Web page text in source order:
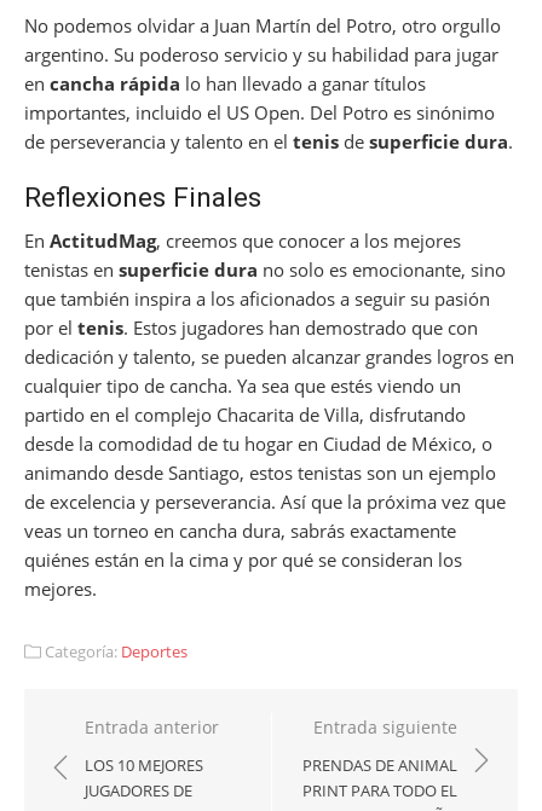
No podemos olvidar a Juan Martín del Potro, otro orgullo
argentino. Su poderoso servicio y su habilidad para jugar
en cancha rápida lo han llevado a ganar títulos
importantes, incluido el US Open. Del Potro es sinónimo
de perseverancia y talento en el tenis de superficie dura.
Reflexiones Finales
En ActitudMag, creemos que conocer a los mejores
tenistas en superficie dura no solo es emocionante, sino
que también inspira a los aficionados a seguir su pasión
por el tenis. Estos jugadores han demostrado que con
dedicación y talento, se pueden alcanzar grandes logros en
cualquier tipo de cancha. Ya sea que estés viendo un
partido en el complejo Chacarita de Villa, disfrutando
desde la comodidad de tu hogar en Ciudad de México, o
animando desde Santiago, estos tenistas son un ejemplo
de excelencia y perseverancia. Así que la próxima vez que
veas un torneo en cancha dura, sabrás exactamente
quiénes están en la cima y por qué se consideran los
mejores.
Categoría: Deportes
Navegación
de
entradas
Entrada anterior
LOS 10 MEJORES
JUGADORES DE
Entrada siguiente
PRENDAS DE ANIMAL
PRINT PARA TODO EL